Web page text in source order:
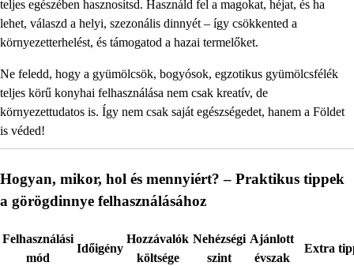
teljes egészében hasznosítsd. Használd fel a magokat, héjat, és ha
lehet, válaszd a helyi, szezonális dinnyét – így csökkented a
környezetterhelést, és támogatod a hazai termelőket.
Ne feledd, hogy a gyümölcsök, bogyósok, egzotikus gyümölcsfélék
teljes körű konyhai felhasználása nem csak kreatív, de
környezettudatos is. Így nem csak saját egészségedet, hanem a Földet
is véded!
Hogyan, mikor, hol és mennyiért? – Praktikus tippek
a görögdinnye felhasználásához
Felhasználási
mód
Időigény
Hozzávalók
költsége
Nehézségi
szint
Ajánlott
évszak
Extra